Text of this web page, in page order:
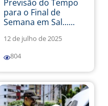
Previsão do Tempo
para o Final de
Semana em Sal......
12 de julho de 2025
804